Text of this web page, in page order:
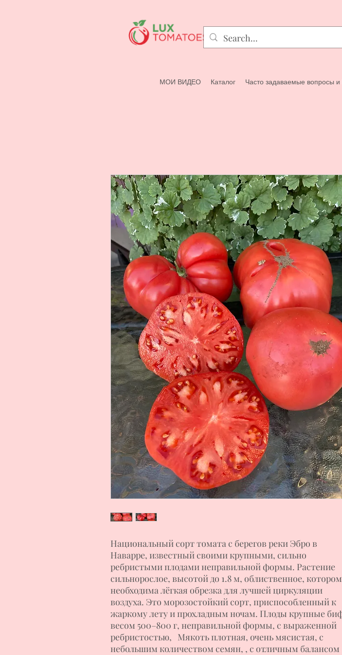
МОИ ВИДЕО Каталог Часто задаваемые вопросы
Национальный сорт томата с берегов реки Эбро в
Наварре, известный своими крупными, сильно
ребристыми плодами неправильной формы. Растение
сильнорослое, высотой до 1.8 м, облиственное,
необходима лёгкая обрезка для лучшей циркуляции
воздуха. Это морозостойкий сорт, приспособленный к
жаркому лету и прохладным ночам. Плоды крупные
весом 500–800 г, неправильной формы, с выраженной
ребристостью, Мякоть плотная, очень мясистая, с
небольшим количеством семян, , с отличным балансом